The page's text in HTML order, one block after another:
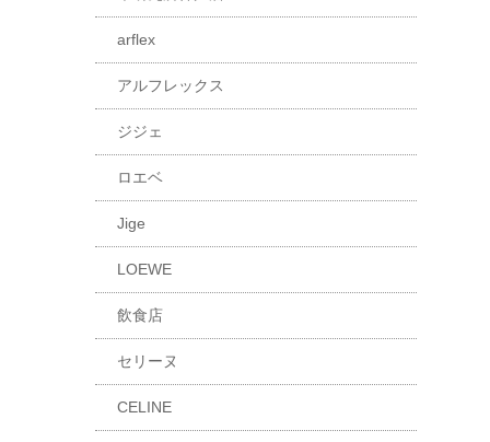
arflex
アルフレックス
ジジェ
ロエベ
Jige
LOEWE
飲食店
セリーヌ
CELINE